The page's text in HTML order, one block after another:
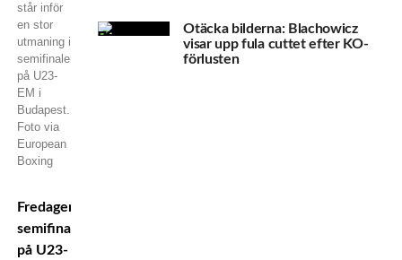
står inför
en stor
utmaning i
semifinalen
på U23-
EM i
Budapest.
Foto via
European
Boxing
Fredagens
semifinal
på U23-
Otäcka bilderna: Blachowicz
visar upp fula cuttet efter KO-
förlusten